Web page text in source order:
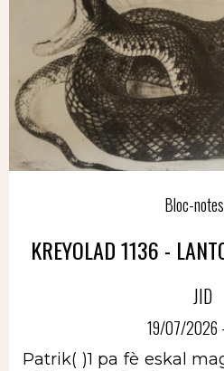
Bloc-
KREYOLAD 1136 -
JID
19/07/2026
Patrik( )1 pa fè eskal